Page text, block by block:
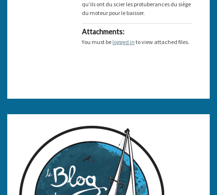
qu’ils ont du scier les protuberances du siège
du moteur pour le baisser.
Attachments:
You must be logged in to view attached files.